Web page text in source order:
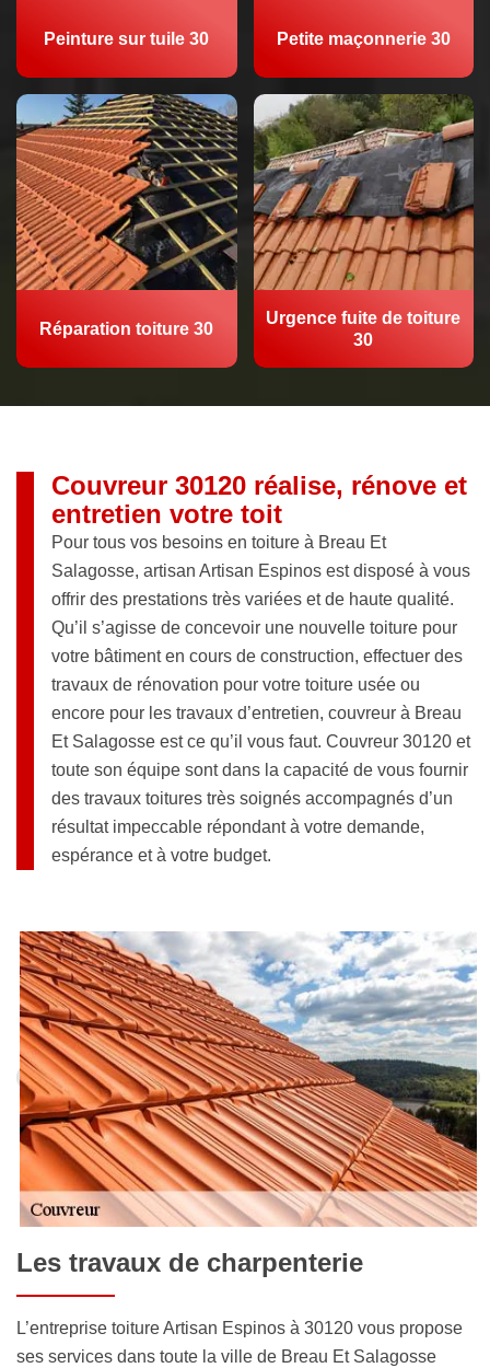
Peinture sur tuile 30 Petite maçonnerie 30
Réparation toiture 30
Urgence fuite de toiture
30
Couvreur 30120 réalise, rénove et
entretien votre toit
Pour tous vos besoins en toiture à Breau Et
Salagosse, artisan Artisan Espinos est disposé à vous
offrir des prestations très variées et de haute qualité.
Qu’il s’agisse de concevoir une nouvelle toiture pour
votre bâtiment en cours de construction, effectuer des
travaux de rénovation pour votre toiture usée ou
encore pour les travaux d’entretien, couvreur à Breau
Et Salagosse est ce qu’il vous faut. Couvreur 30120 et
toute son équipe sont dans la capacité de vous fournir
des travaux toitures très soignés accompagnés d’un
résultat impeccable répondant à votre demande,
espérance et à votre budget.
Les travaux de charpenterie
L’entreprise toiture Artisan Espinos à 30120 vous propose
ses services dans toute la ville de Breau Et Salagosse